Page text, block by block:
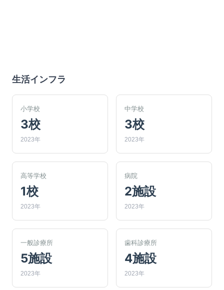
生活インフラ
小学校
3校
2023年
中学校
3校
2023年
高等学校
1校
2023年
病院
2施設
2023年
一般診療所
5施設
2023年
歯科診療所
4施設
2023年